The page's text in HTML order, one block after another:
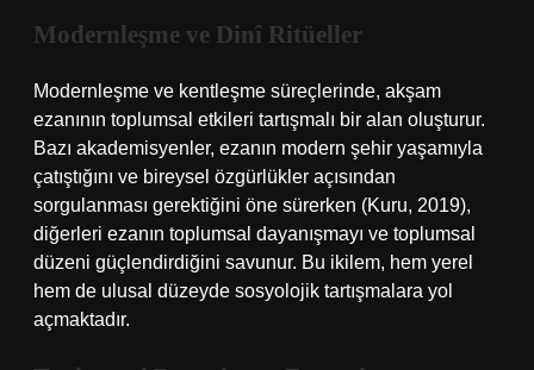
Modernleşme ve Dinî Ritüeller
Modernleşme ve kentleşme süreçlerinde, akşam
ezanının toplumsal etkileri tartışmalı bir alan oluşturur.
Bazı akademisyenler, ezanın modern şehir yaşamıyla
çatıştığını ve bireysel özgürlükler açısından
sorgulanması gerektiğini öne sürerken (Kuru, 2019),
diğerleri ezanın toplumsal dayanışmayı ve toplumsal
düzeni güçlendirdiğini savunur. Bu ikilem, hem yerel
hem de ulusal düzeyde sosyolojik tartışmalara yol
açmaktadır.